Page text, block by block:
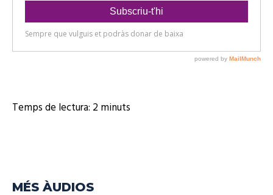
Temps de lectura: 2minuts
MÉS ÀUDIOS